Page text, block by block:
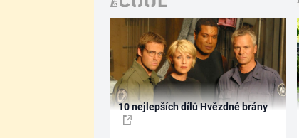
10 nejlepších dílů Hvězdné brány